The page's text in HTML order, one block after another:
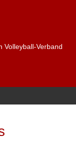
Volleyball-Verband